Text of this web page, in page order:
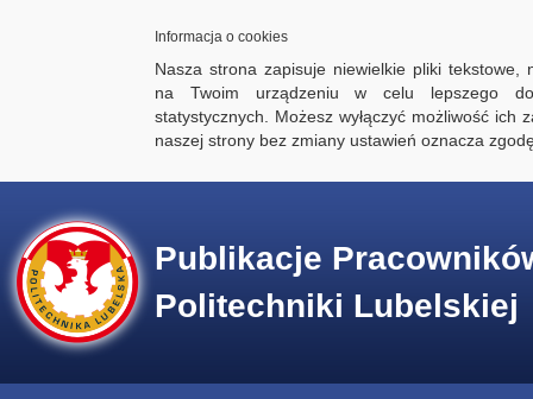
Informacja o cookies
Nasza strona zapisuje niewielkie pliki tekstowe,
na Twoim urządzeniu w celu lepszego
statystycznych. Możesz wyłączyć możliwość ich
naszej strony bez zmiany ustawień oznacza
Publikacje
Politechniki Lubelskiej